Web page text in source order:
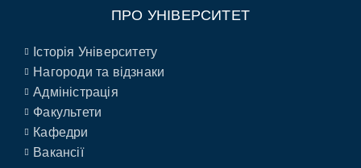
ПРО УНІВЕРСИТЕТ
Історія Університету
Нагороди та відзнаки
Адміністрація
Факультети
Кафедри
Вакансії